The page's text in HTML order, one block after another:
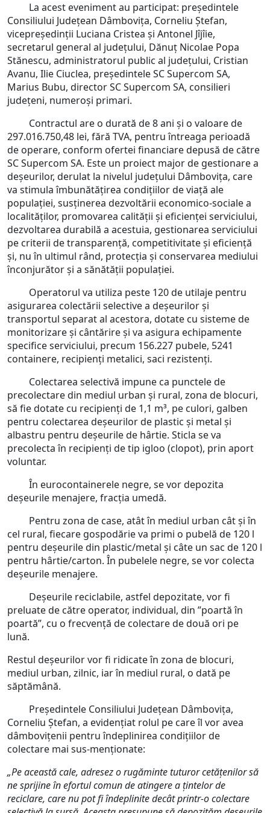
La acest eveniment au participat: președintele
Consiliului Județean Dâmbovița, Corneliu Ștefan,
vicepreședinții Luciana Cristea și Antonel Jîjîie,
secretarul general al județului, Dănuț Nicolae Popa
Stănescu, administratorul public al județului, Cristian
Avanu, Ilie Ciuclea, președintele SC Supercom SA,
Marius Bubu, director SC Supercom SA, consilieri
județeni, numeroși primari.
Contractul are o durată de 8 ani și o valoare de
297.016.750,48 lei, fără TVA, pentru întreaga perioadă
de operare, conform ofertei financiare depusă de către
SC Supercom SA. Este un proiect major de gestionare a
deșeurilor, derulat la nivelul județului Dâmbovița, care
va stimula îmbunătățirea condițiilor de viață ale
populației, susținerea dezvoltării economico-sociale a
localităților, promovarea calității și eficienței serviciului,
dezvoltarea durabilă a acestuia, gestionarea serviciului
pe criterii de transparență, competitivitate și eficiență
și, nu în ultimul rând, protecția și conservarea mediului
înconjurător și a sănătății populației.
Operatorul va utiliza peste 120 de utilaje pentru
asigurarea colectării selective a deșeurilor și
transportul separat al acestora, dotate cu sisteme de
monitorizare și cântărire și va asigura echipamente
specifice serviciului, precum 156.227 pubele, 5241
containere, recipienți metalici, saci rezistenți.
Colectarea selectivă impune ca punctele de
precolectare din mediul urban și rural, zona de blocuri,
să fie dotate cu recipienți de 1,1 m³, pe culori, galben
pentru colectarea deșeurilor de plastic și metal și
albastru pentru deșeurile de hârtie. Sticla se va
precolecta în recipienți de tip igloo (clopot), prin aport
voluntar.
În eurocontainerele negre, se vor depozita
deșeurile menajere, fracția umedă.
Pentru zona de case, atât în mediul urban cât și în
cel rural, fiecare gospodărie va primi o pubelă de 120 l
pentru deșeurile din plastic/metal și câte un sac de 120 l
pentru hârtie/carton. În pubelele negre, se vor colecta
deșeurile menajere.
Deșeurile reciclabile, astfel depozitate, vor fi
preluate de către operator, individual, din ”poartă în
poartă”, cu o frecvență de colectare de două ori pe
lună.
Restul deșeurilor vor fi ridicate în zona de blocuri,
mediul urban, zilnic, iar în mediul rural, o dată pe
săptămână.
Președintele Consiliului Județean Dâmbovița,
Corneliu Ștefan, a evidențiat rolul pe care îl vor avea
dâmbovițenii pentru îndeplinirea condițiilor de
colectare mai sus-menționate:
„Pe această cale, adresez o rugăminte tuturor cetățenilor să
ne sprijine în efortul comun de atingere a țintelor de
reciclare, care nu pot fi îndeplinite decât printr-o colectare